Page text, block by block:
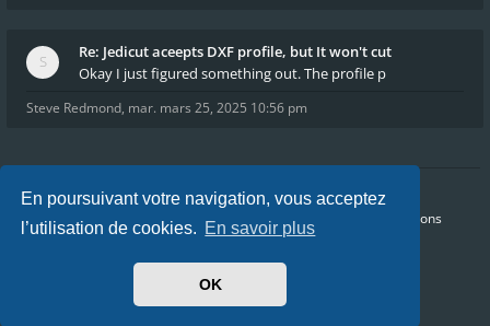
En poursuivant votre navigation, vous acceptez
l’utilisation de cookies. En savoir plus
OK
Re: Jedicut aceepts DXF profile, but It won't cut
Okay I just figured something out. The profile p
Steve Redmond, mar. mars 25, 2025 10:56 pm
Accueil Index du forum Confidentialité
Conditions
Nous sommes le dim. août 09, 2026 4:58 pm